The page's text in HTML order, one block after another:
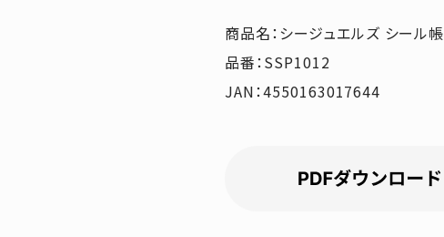
商品名：シージュエルズ シール帳
品番：SSP1012
JAN：4550163017644